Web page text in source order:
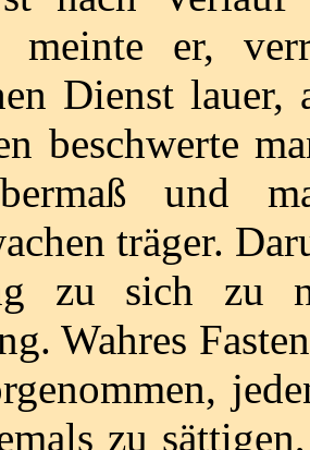
meinte er,
Dienst lauer,
beschwerte
und
träger.
zu sich zu
Wahres
zu